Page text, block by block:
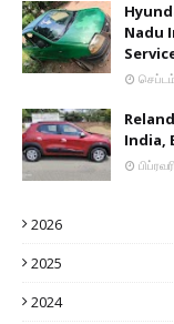
Nadu
India,
2026
2025
2024